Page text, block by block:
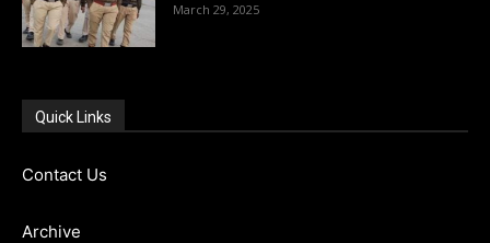
March 29, 2025
Quick Links
Contact Us
Archive